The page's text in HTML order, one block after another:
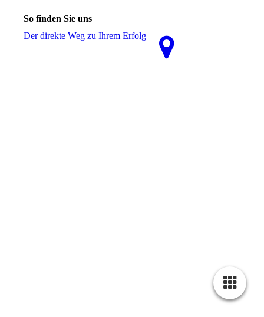
So finden Sie uns
Der direkte Weg zu Ihrem Erfolg